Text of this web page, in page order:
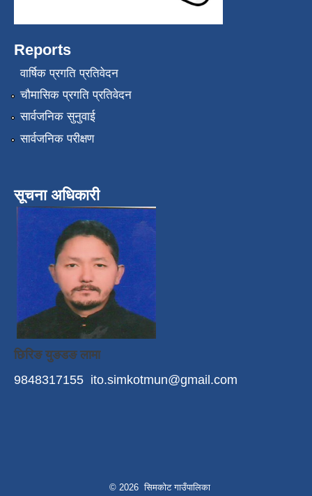
Reports
वार्षिक प्रगति प्रतिवेदन
चौमासिक प्रगति प्रतिवेदन
सार्वजनिक सुनुवाई
सार्वजनिक परीक्षण
सूचना अधिकारी
छिरिङ युङडङ लामा
9848317155 ito.simkotmun@gmail.com
© 2026 सिमकोट गाउँपालिका